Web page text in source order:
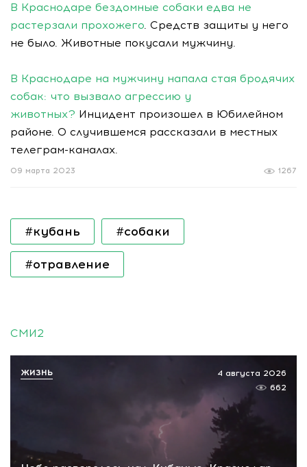
В Краснодаре бездомные собаки едва не
растерзали прохожего. Средств защиты у него
не было. Животные покусали мужчину.
В Краснодаре на мужчину напала стая бродячих
собак: что вызвало агрессию у
животных? Инцидент произошел в Юбилейном
районе. О случившемся рассказали в местных
телеграм-каналах.
1267
09 марта 2023
#кубань #собаки
#отравление
СМИ2
4 августа 2026
662
ЖИЗНЬ